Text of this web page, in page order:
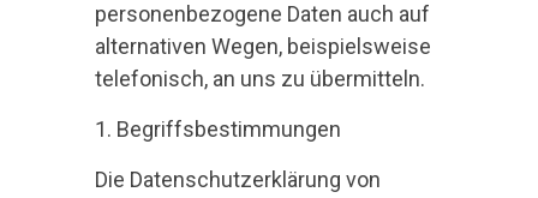
personenbezogene Daten auch auf
alternativen Wegen, beispielsweise
telefonisch, an uns zu übermitteln.
1. Begriffsbestimmungen
Die Datenschutzerklärung von